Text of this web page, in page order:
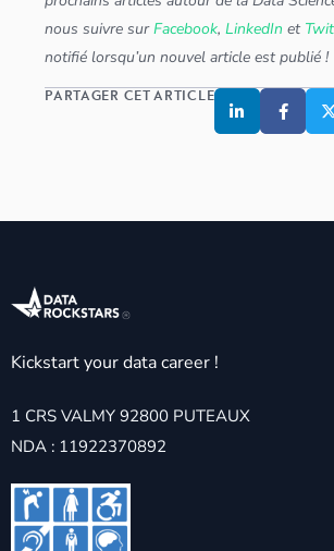
nous suivre surFacebook,LinkedIn et
notifié lorsqu’un nouvel article est publié !
PARTAGER CET ARTICLE
Kickstart your data career !
1 CRS VALMY 92800 PUTEAUX
NDA : 11922370892